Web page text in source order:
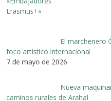
El marchenero
foco artístico internacional
7 de mayo de 2026
Nueva
caminos rurales de Arahal